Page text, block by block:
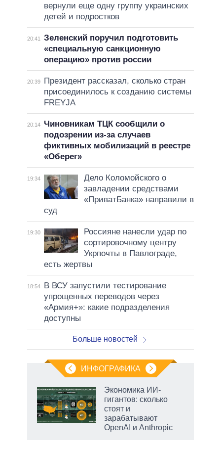
вернули еще одну группу украинских
детей и подростков
20:41
Зеленский поручил подготовить
«специальную санкционную
операцию» против россии
20:39
Президент рассказал, сколько стран
присоединилось к созданию системы
FREYJA
20:14
Чиновникам ТЦК сообщили о
подозрении из-за случаев
фиктивных мобилизаций в реестре
«Оберег»
19:34
Дело Коломойского о
завладении средствами
«ПриватБанка» направили в
суд
19:30
Россияне нанесли удар по
сортировочному центру
Укрпочты в Павлограде,
есть жертвы
18:54
В ВСУ запустили тестирование
упрощенных переводов через
«Армия+»: какие подразделения
доступны
Больше новостей
ИНФОГРАФИКА
Экономика ИИ-
гигантов: сколько
стоят и
зарабатывают
OpenAI и Anthropic